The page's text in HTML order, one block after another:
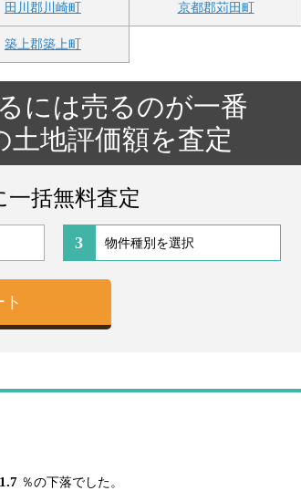
田川郡川崎町 京都郡苅田町
築上郡築上町
には売るのが一番
土地評価額を査定
一括無料査定
3
％の下落でした。